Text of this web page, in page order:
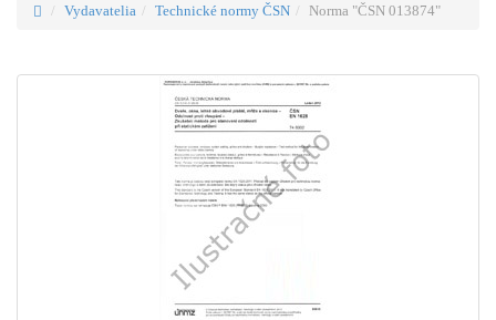
Vydavatelia Technické normy ČSN Norma "ČSN 013874"